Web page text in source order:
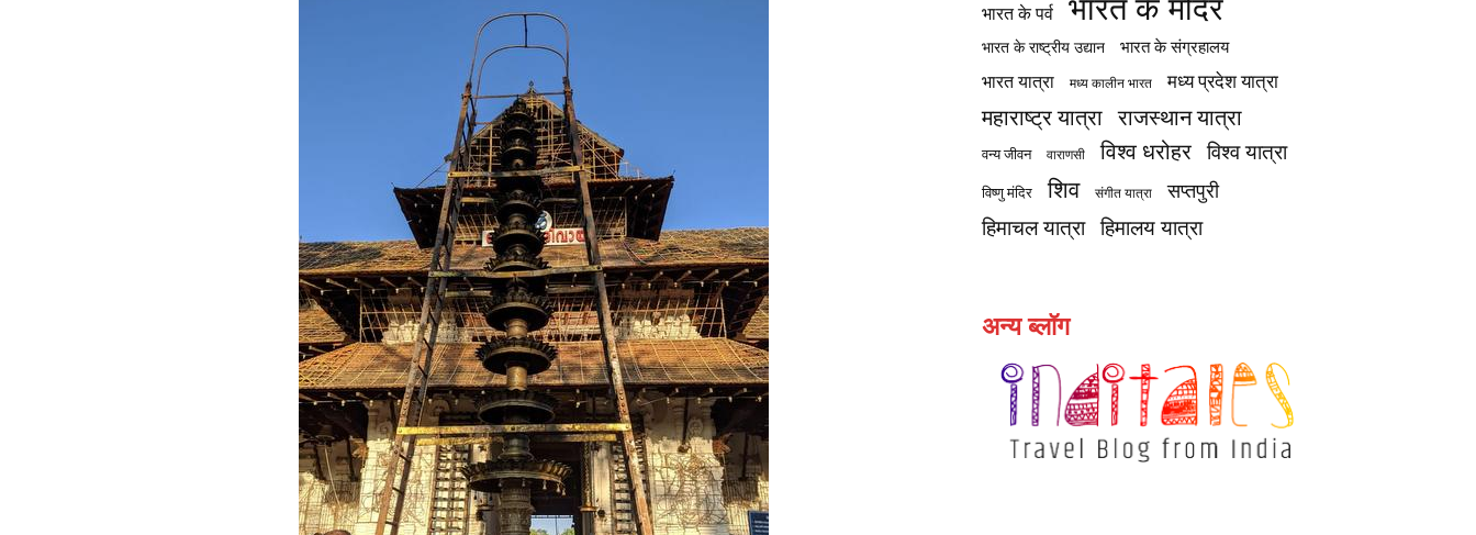
भारत के पर्व
भारत के राष्ट्रीय उद्यान भारत के संग्रहालय
भारत यात्रा मध्य कालीन भारत मध्य प्रदेश यात्रा
महाराष्ट्र यात्रा राजस्थान यात्रा
वन्य जीवन वाराणसी विश्व धरोहर विश्व यात्रा
विष्णु मंदिर शिव संगीत यात्रा सप्तपुरी
हिमाचल यात्रा हिमालय यात्रा
अन्य ब्लॉग